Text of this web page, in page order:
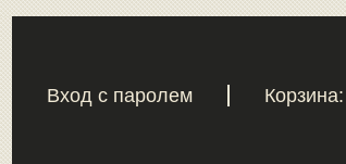
Вход с паролем Корзина: